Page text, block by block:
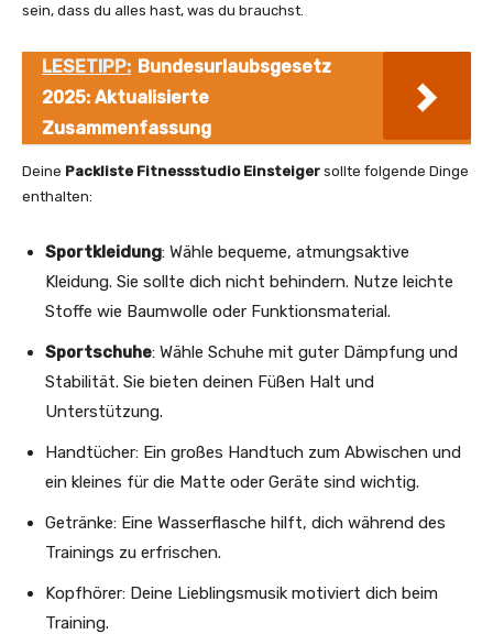
sein, dass du alles hast, was du brauchst.
LESETIPP: Bundesurlaubsgesetz
2025: Aktualisierte
Zusammenfassung
Deine Packliste Fitnessstudio Einsteiger sollte folgende Dinge
enthalten:
Sportkleidung: Wähle bequeme, atmungsaktive
Kleidung. Sie sollte dich nicht behindern. Nutze leichte
Stoffe wie Baumwolle oder Funktionsmaterial.
Sportschuhe: Wähle Schuhe mit guter Dämpfung und
Stabilität. Sie bieten deinen Füßen Halt und
Unterstützung.
Handtücher: Ein großes Handtuch zum Abwischen und
ein kleines für die Matte oder Geräte sind wichtig.
Getränke: Eine Wasserflasche hilft, dich während des
Trainings zu erfrischen.
Kopfhörer: Deine Lieblingsmusik motiviert dich beim
Training.